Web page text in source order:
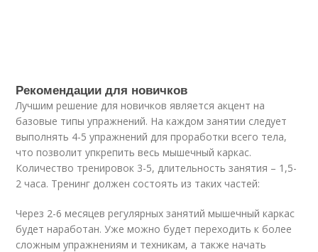
Рекомендации для новичков
Лучшим решение для новичков является акцент на
базовые типы упражнений. На каждом занятии следует
выполнять 4-5 упражнений для проработки всего тела,
что позволит упкрепить весь мышечный каркас.
Количество тренировок 3-5, длительность занятия – 1,5-
2 часа. Тренинг должен состоять из таких частей:
Через 2-6 месяцев регулярных занятий мышечный каркас
будет наработан. Уже можно будет переходить к более
сложным упражнениям и техникам, а также начать